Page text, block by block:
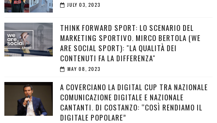
JULY 03, 2023
THINK FORWARD SPORT: LO SCENARIO DEL
MARKETING SPORTIVO. MIRCO BERTOLA (WE
ARE SOCIAL SPORT): "LA QUALITÀ DEI
CONTENUTI FA LA DIFFERENZA"
MAY 08, 2023
A COVERCIANO LA DIGITAL CUP TRA NAZIONALE
COMUNICAZIONE DIGITALE E NAZIONALE
CANTANTI. DI COSTANZO: “COSÌ RENDIAMO IL
DIGITALE POPOLARE”